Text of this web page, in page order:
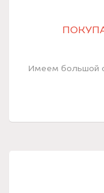
Имеем большой